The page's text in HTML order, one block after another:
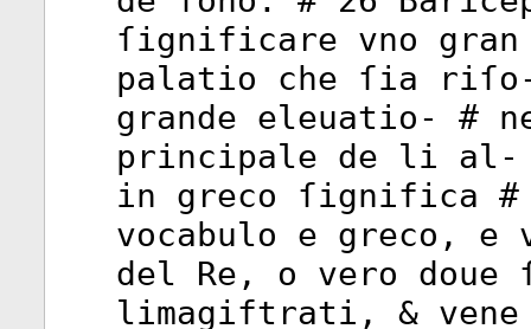
ſignificare vno
palatio che ſia
grande eleuatio- #
principale de li al-
in greco ſignifica #
vocabulo e greco,
del Re, o vero
limagiftrati, & vene